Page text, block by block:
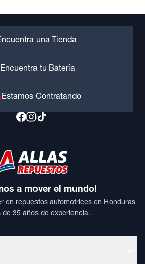
una Tienda
Encuentra tu Batería
Estamos Contratando
a mover el mundo!
en repuestos automotrices en Honduras
de 35 años de experiencia.